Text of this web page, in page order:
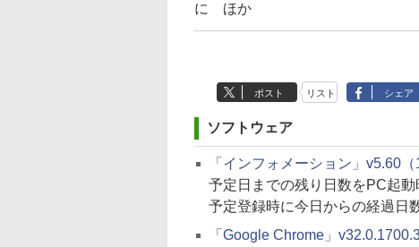
に ほか
ポスト リスト シェア
ソフトウェア
「インフォメーション」v5.60（
予定日までの残り日数をPC起
予定登録時に今日からの経過日
「Google Chrome」